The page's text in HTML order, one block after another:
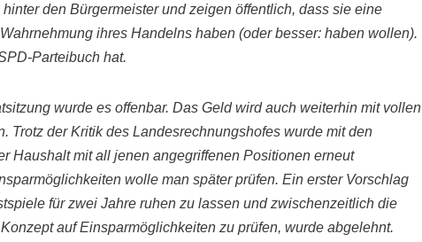
den Bürgermeister und zeigen öffentlich, dass sie eine
ihres Handelns haben (oder besser: haben wollen).
Parteibuch hat.
wurde es offenbar. Das Geld wird auch weiterhin mit vollen
Trotz der Kritik des Landesrechnungshofes wurde mit den
Haushalt mit all jenen angegriffenen Positionen erneut
wolle man später prüfen. Ein erster Vorschlag
für zwei Jahre ruhen zu lassen und zwischenzeitlich die
auf Einsparmöglichkeiten zu prüfen, wurde abgelehnt.